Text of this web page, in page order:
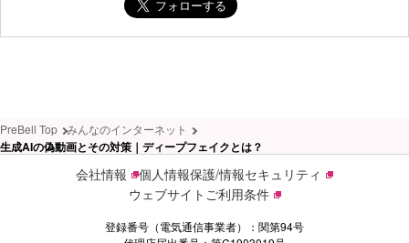
PreBell Top みんなのインターネット
生成AIの偽動画とその対策｜ディープフェイクとは？
会社情報
個人情報保護/情報セキュリティ
ウェブサイトご利用条件
登録番号（電気通信事業者）：関第94号